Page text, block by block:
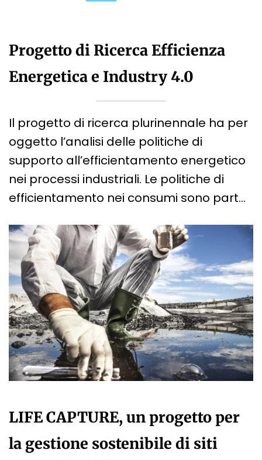
Progetto di Ricerca Efficienza
Energetica e Industry 4.0
Il progetto di ricerca plurinennale ha per
oggetto l’analisi delle politiche di
supporto all’efficientamento energetico
nei processi industriali. Le politiche di
efficientamento nei consumi sono part…
LIFE CAPTURE, un progetto per
la gestione sostenibile di siti